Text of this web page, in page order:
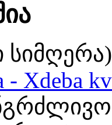
სიმღერა)
- Xdeba